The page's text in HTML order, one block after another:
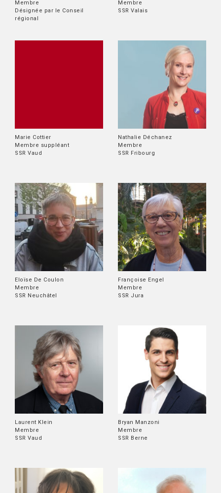
Membre
Désignée par le Conseil
régional
Membre
SSR Valais
Marie Cottier
Membre suppléant
SSR Vaud
Nathalie Déchanez
Membre
SSR Fribourg
Eloïse De Coulon
Membre
SSR Neuchâtel
Françoise Engel
Membre
SSR Jura
Laurent Klein
Membre
SSR Vaud
Bryan Manzoni
Membre
SSR Berne